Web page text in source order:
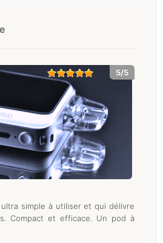
5/5
simple à utiliser et qui délivre
Compact et efficace. Un pod à